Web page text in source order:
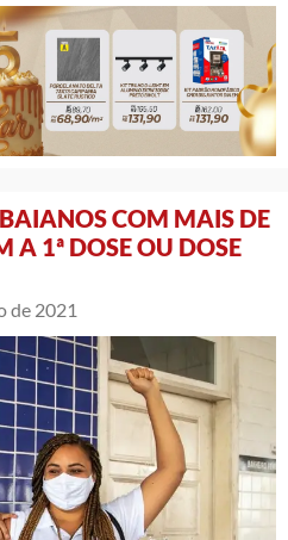
COM MAIS DE
A 1ª DOSE OU DOSE
de 2021